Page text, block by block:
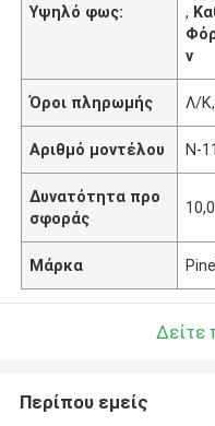
Υψηλό φως:
,
ν
Όροι πληρωμής Λ/
Αριθμό μοντέλου N-
Δυνατότητα προ
σφοράς
Μάρκα
Δείτε
Περίπου εμείς